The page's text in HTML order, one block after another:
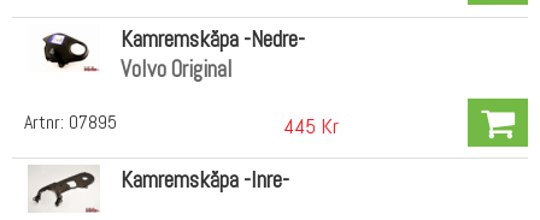
Artnr: 07895
Kamremskåpa -Nedre-
Volvo Original
445 Kr
Kamremskåpa -Inre-